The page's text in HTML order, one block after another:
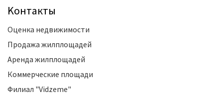
Kонтакты
Оценка недвижимости
Продажа жилплощадей
Аренда жилплощадей
Коммерческие площади
Филиал "Vidzeme"